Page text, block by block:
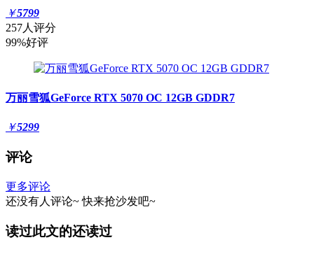
￥5799
257人评分
99%好评
万丽雪狐GeForce RTX 5070 OC 12GB GDDR7
￥5299
评论
更多评论
还没有人评论~ 快来抢沙发吧~
读过此文的还读过